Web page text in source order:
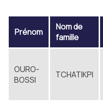
Prénom
Nom de
famille
OURO-
BOSSI
TCHATIKPI